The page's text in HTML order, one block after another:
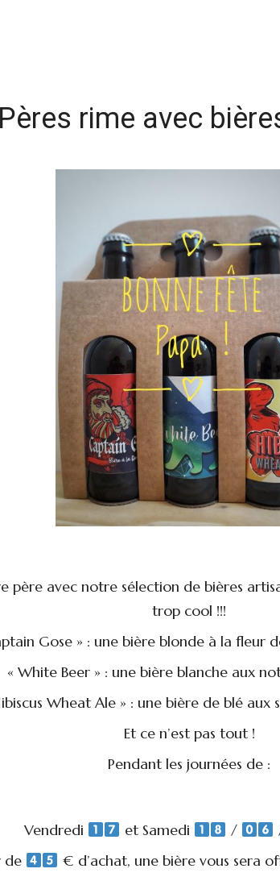
rime avec
père avec notre sélection de bières
trop cool !!!
Gose » : une bière blonde à la fleur
« White Beer » : une bière blanche aux
Wheat Ale » : une bière de blé aux
Et ce n’est pas tout !
Pendant les journées de :
Vendredi et Samedi /
de
€ d’achat, une bière vous sera